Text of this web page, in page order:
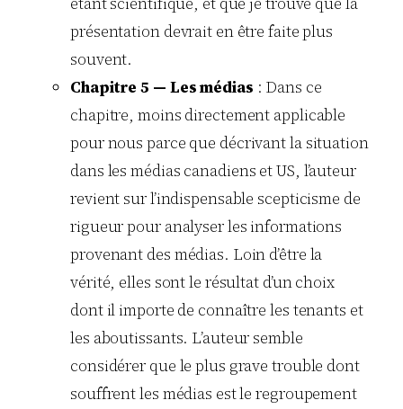
présentation devrait en être faite plus
souvent.
Chapitre 5 — Les médias : Dans ce
chapitre, moins directement applicable
pour nous parce que décrivant la situation
dans les médias canadiens et US, l’auteur
revient sur l’indispensable scepticisme de
rigueur pour analyser les informations
provenant des médias. Loin d’être la
vérité, elles sont le résultat d’un choix
dont il importe de connaître les tenants et
les aboutissants. L’auteur semble
considérer que le plus grave trouble dont
souffrent les médias est le regroupement